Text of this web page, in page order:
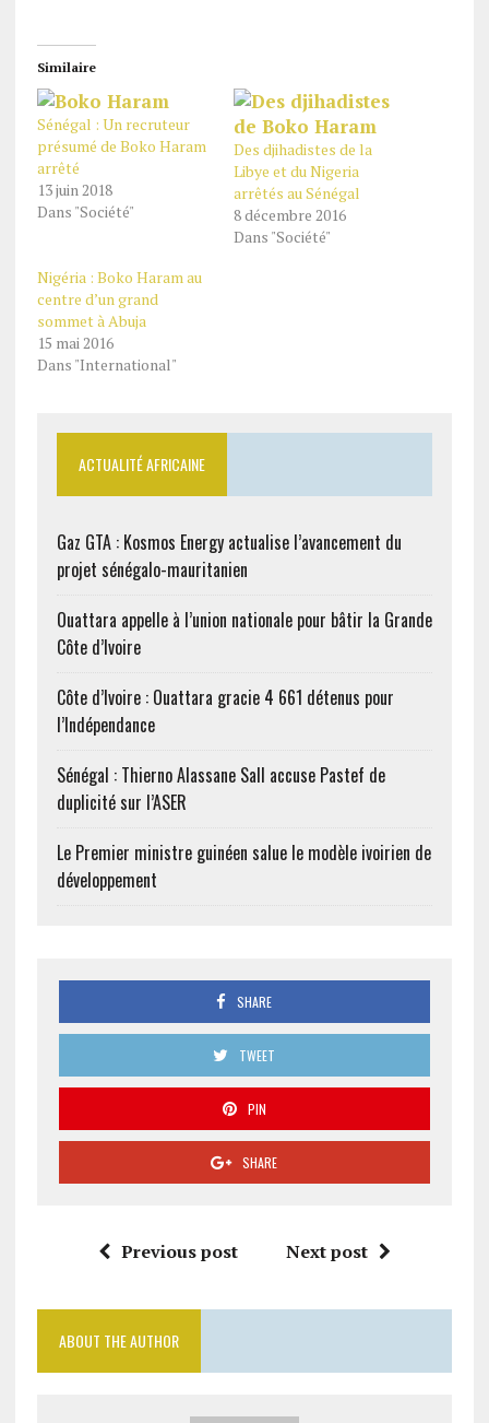
Similaire
Sénégal : Un recruteur
présumé de Boko Haram
arrêté
13 juin 2018
Dans "Société"
Des djihadistes de la
Libye et du Nigeria
arrêtés au Sénégal
8 décembre 2016
Dans "Société"
Nigéria : Boko Haram au
centre d’un grand
sommet à Abuja
15 mai 2016
Dans "International"
ACTUALITÉ AFRICAINE
Gaz GTA : Kosmos Energy actualise l’avancement du
projet sénégalo-mauritanien
Ouattara appelle à l’union nationale pour bâtir la Grande
Côte d’Ivoire
Côte d’Ivoire : Ouattara gracie 4 661 détenus pour
l’Indépendance
Sénégal : Thierno Alassane Sall accuse Pastef de
duplicité sur l’ASER
Le Premier ministre guinéen salue le modèle ivoirien de
développement
SHARE
TWEET
PIN
SHARE
Previous post Next post
ABOUT THE AUTHOR